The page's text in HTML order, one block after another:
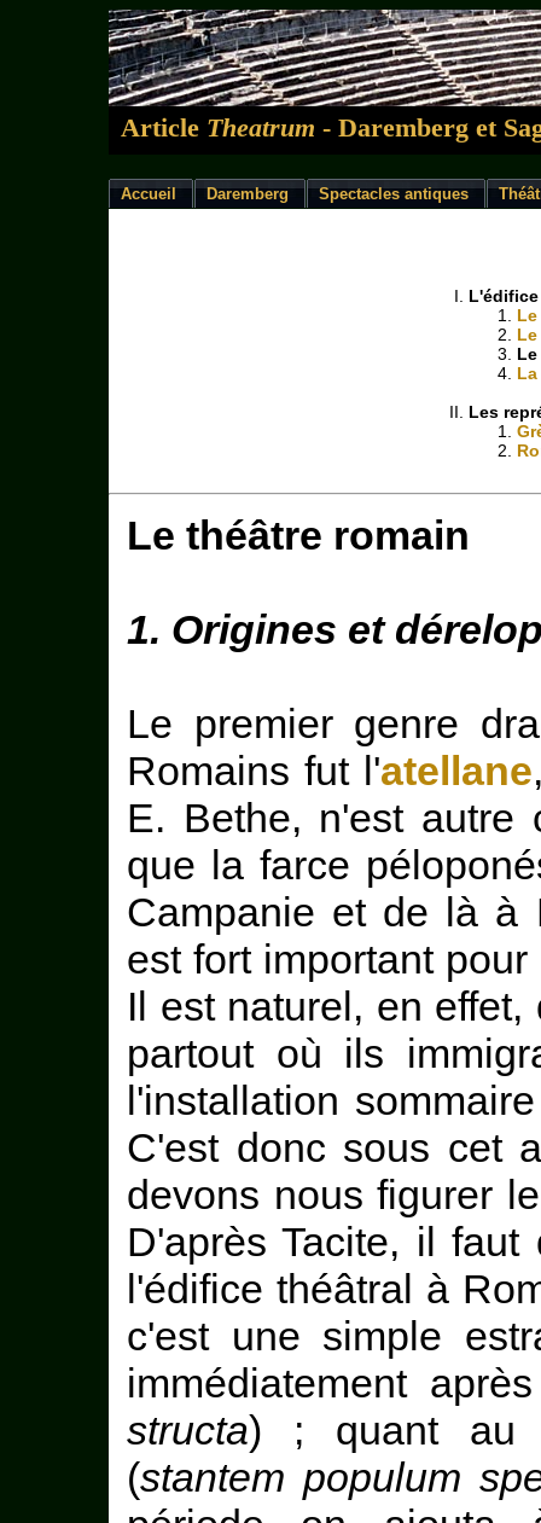
Article Theatrum - Daremberg et
Accueil Daremberg Spectacles antiques
L'édifice
Les
Le théâtre romain
1. Origines et
Le premier genre
Romains fut l'atellane
E. Bethe, n'est autre
que la farce
Campanie et de là à
est fort important
Il est naturel, en
partout où ils
l'installation
C'est donc sous cet
devons nous figurer
D'après Tacite, il
l'édifice théâtral à
c'est une simple
immédiatement
structa) ; quant au
(stantem populum